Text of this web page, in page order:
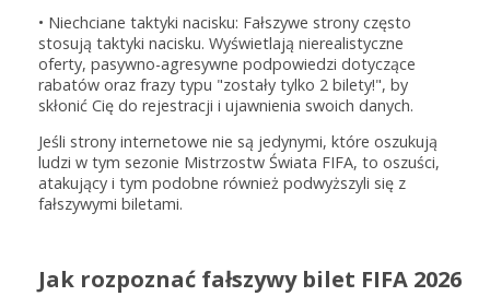
• Niechciane taktyki nacisku: Fałszywe strony często
stosują taktyki nacisku. Wyświetlają nierealistyczne
oferty, pasywno-agresywne podpowiedzi dotyczące
rabatów oraz frazy typu "zostały tylko 2 bilety!", by
skłonić Cię do rejestracji i ujawnienia swoich danych.
Jeśli strony internetowe nie są jedynymi, które oszukują
ludzi w tym sezonie Mistrzostw Świata FIFA, to oszuści,
atakujący i tym podobne również podwyższyli się z
fałszywymi biletami.
Jak rozpoznać fałszywy bilet FIFA 2026